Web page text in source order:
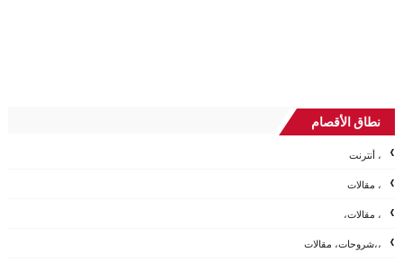
نطاق الأقصام
، أنترنت
، مقالات
، مقالات،
،،شروحات، مقالات